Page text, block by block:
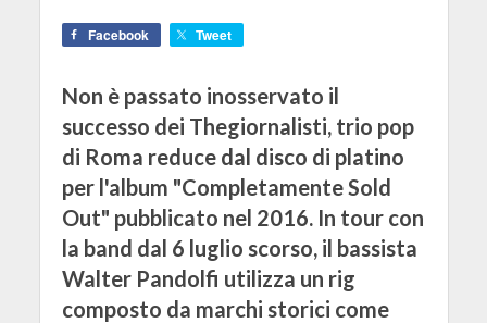
Facebook Tweet
Non è passato inosservato il
successo dei Thegiornalisti, trio pop
di Roma reduce dal disco di platino
per l'album "Completamente Sold
Out" pubblicato nel 2016. In tour con
la band dal 6 luglio scorso, il bassista
Walter Pandolfi utilizza un rig
composto da marchi storici come